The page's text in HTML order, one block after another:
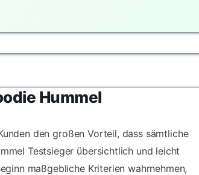
Hummel
den großen Vorteil, dass sämtliche
Testsieger übersichtlich und leicht
maßgebliche Kriterien wahrnehmen,